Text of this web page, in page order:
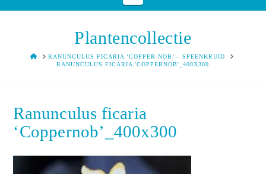
Plantencollectie
HOMERANUNCULUS FICARIA ‘COPPER NOB’ – SPEENKRUID
RANUNCULUS FICARIA 'COPPERNOB'_400X300
Ranunculus ficaria
‘Coppernob’_400x300